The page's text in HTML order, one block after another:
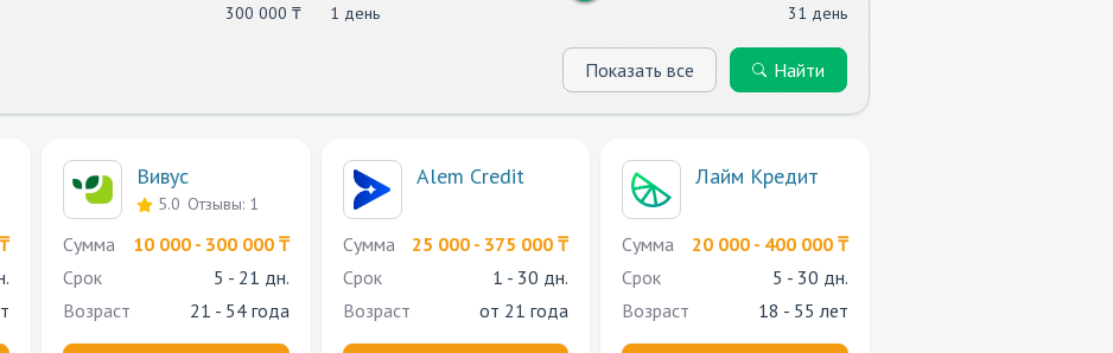
300 000 ₸ 1 день 31 день
Показать все Найти
Вивус
5.0 Отзывы: 1
Сумма
10 000 - 300 000 ₸
Срок
5 - 21 дн.
Возраст
21 - 54 года
Alem Credit
Сумма
25 000 - 375 000 ₸
Срок
1 - 30 дн.
Возраст
от 21 года
Лайм Кредит
Сумма
20 000 - 400 000 ₸
Срок
5 - 30 дн.
Возраст
18 - 55 лет